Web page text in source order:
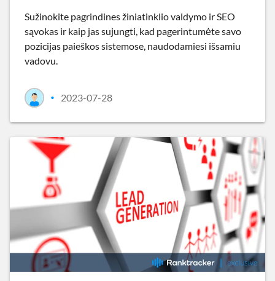
Sužinokite pagrindines žiniatinklio valdymo ir SEO
sąvokas ir kaip jas sujungti, kad pagerintumėte savo
pozicijas paieškos sistemose, naudodamiesi išsamiu
vadovu.
• 2023-07-28